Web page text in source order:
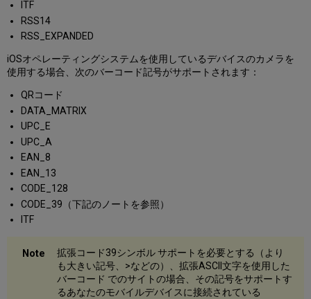
ロ
グ
ア
ト
す
る
ITF
RSS14
RSS_EXPANDED
iOSオペレーティングシステムを使用しているデバイスのカメラを
使用する場合、次のバーコード記号がサポートされます：
QRコード
DATA_MATRIX
UPC_E
UPC_A
EAN_8
EAN_13
CODE_128
CODE_39（下記のノートを参照）
ITF
拡張コード39シンボル サポートを必要とする（より
も大きい記号、>などの）、拡張ASCII文字を使用した
バーコード でのサイトの場合、その記号をサポートす
るあなたのモバイルデバイスに接続されている